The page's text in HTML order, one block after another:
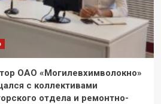
ОАО «Могилевхимволокно»
с коллективами
отдела и ремонтно-